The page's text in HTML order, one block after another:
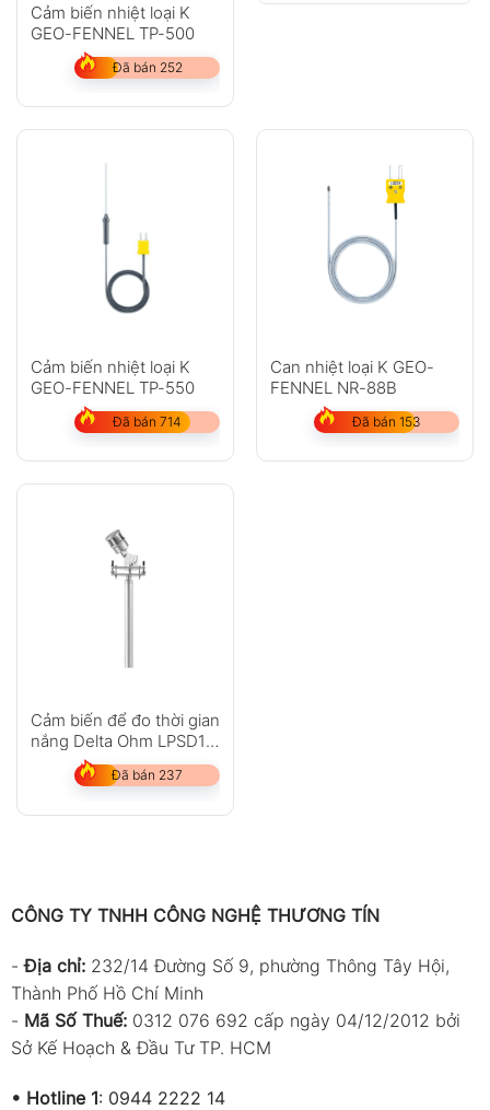
Cảm biến nhiệt loại K
GEO-FENNEL TP-500
Đã bán 252
Cảm biến nhiệt loại K
GEO-FENNEL TP-550
Đã bán 714
Can nhiệt loại K GEO-
FENNEL NR-88B
Đã bán 153
Cảm biến để đo thời gian
nắng Delta Ohm LPSD18
Đã bán 237
CÔNG TY TNHH CÔNG NGHỆ THƯƠNG TÍN
-Địa chỉ: 232/14 Đường Số 9, phường Thông Tây Hội,
Thành Phố Hồ Chí Minh
- Mã Số Thuế: 0312 076 692 cấp ngày 04/12/2012 bởi
Sở Kế Hoạch & Đầu Tư TP. HCM
• Hotline 1: 0944 2222 14